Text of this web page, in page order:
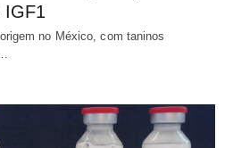
IGF1
no México, com taninos